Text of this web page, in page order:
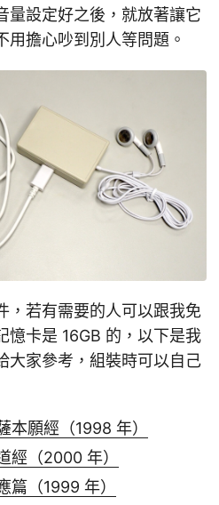
量設定好之後，就放著讓它
擔心吵到別人等問題。
，若有需要的人可以跟我免
憶卡是 16GB 的，以下是我
大家參考，組裝時可以自己
本願經（1998 年）
經（2000 年）
篇（1999 年）